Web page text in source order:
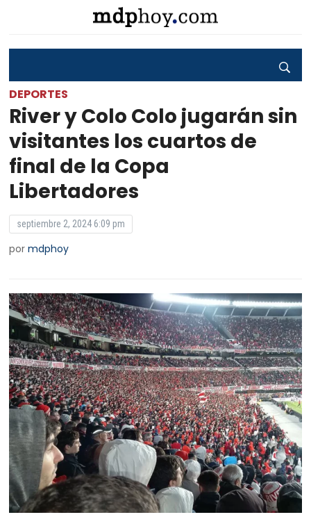
DEPORTES
River y Colo Colo jugarán sin
visitantes los cuartos de
final de la Copa
Libertadores
septiembre 2, 2024 6:09 pm
pormdphoy